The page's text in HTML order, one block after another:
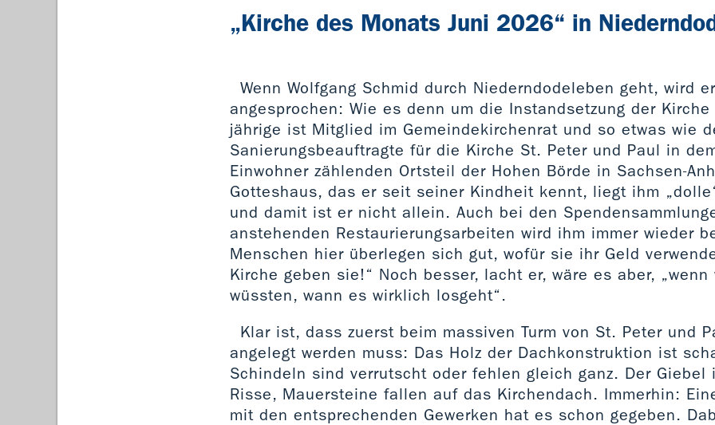
„Kirche des Monats Juni 2026“ in
Wenn Wolfgang Schmid durch Niederndodeleben geht, wird
angesprochen: Wie es denn um die Instandsetzung der
jährige ist Mitglied im Gemeindekirchenrat und so etwas wie
Sanierungsbeauftragte für die Kirche St. Peter und Paul in
Einwohner zählenden Ortsteil der Hohen Börde in Sachsen-
Gotteshaus, das er seit seiner Kindheit kennt, liegt ihm
und damit ist er nicht allein. Auch bei den
anstehenden Restaurierungsarbeiten wird ihm immer wieder
Menschen hier überlegen sich gut, wofür sie ihr Geld
Kirche geben sie!“ Noch besser, lacht er, wäre es aber,
wüssten, wann es wirklich losgeht“.
Klar ist, dass zuerst beim massiven Turm von St. Peter und
angelegt werden muss: Das Holz der Dachkonstruktion ist
Schindeln sind verrutscht oder fehlen gleich ganz. Der Giebel
Risse, Mauersteine fallen auf das Kirchendach. Immerhin:
mit den entsprechenden Gewerken hat es schon gegeben.